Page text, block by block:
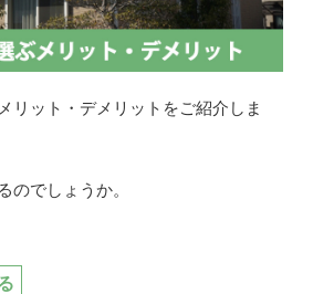
リット・デメリットをご紹介しま
のでしょうか。